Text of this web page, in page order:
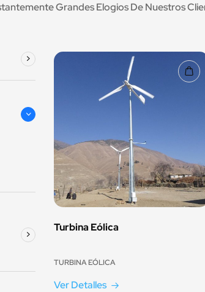
Grandes Elogios De Nuestros
Turbina Eólica
TURBINA EÓLICA
Ver Detalles